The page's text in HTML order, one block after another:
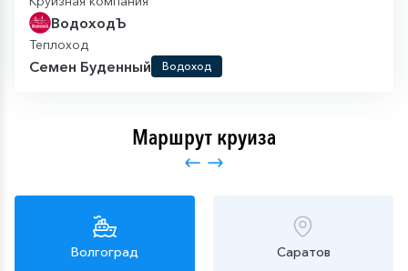
ВодоходЪ
Теплоход
Семен Буденный Водоход
Маршрут круиза
Волгоград Саратов